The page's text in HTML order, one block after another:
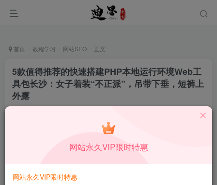
首页 教程学习 网站SEO 正文
5款值得推荐的快速搭建PHP本地运行环境Web工
具包长沙：女子着装“不正派”，吊带下垂，短裤上
外露
私信
本站所有内容来自互联网收集，仅供学习和交流，请勿用于商业
网站永久VIP限时特惠
网站永久VIP限时特惠